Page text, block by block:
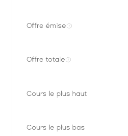
Offre émise
Offre totale
Cours le plus haut
Cours le plus bas